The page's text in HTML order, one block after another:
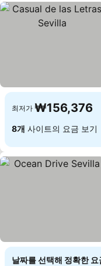
최저가 ₩156,376
8개 사이트의 요금 보기
날짜를 선택해 정확한